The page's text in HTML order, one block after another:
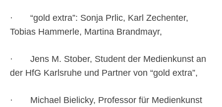
· “gold extra”: Sonja Prlic, Karl Zechenter,
Tobias Hammerle, Martina Brandmayr,
· Jens M. Stober, Student der Medienkunst an
der HfG Karlsruhe und Partner von “gold extra”,
· Michael Bielicky, Professor für Medienkunst